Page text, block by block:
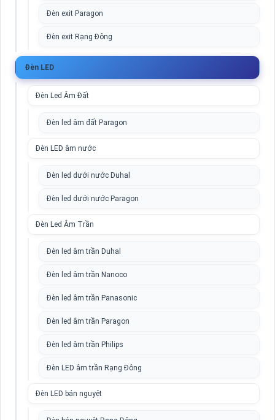
Đèn exit Paragon
Đèn exit Rạng Đông
Đèn LED
Đèn Led Âm Đất
Đèn led âm đất Paragon
Đèn LED âm nước
Đèn led dưới nước Duhal
Đèn led dưới nước Paragon
Đèn Led Âm Trần
Đèn led âm trần Duhal
Đèn led âm trần Nanoco
Đèn led âm trần Panasonic
Đèn led âm trần Paragon
Đèn led âm trần Philips
Đèn LED âm trần Rạng Đông
Đèn LED bán nguyệt